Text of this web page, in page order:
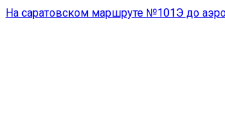
На саратовском маршруте №101Э до